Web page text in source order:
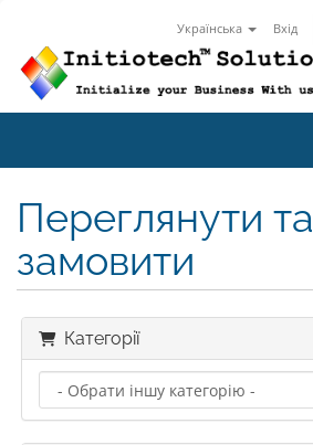
Українська Вхід
Переглянути та
замовити
Категорії